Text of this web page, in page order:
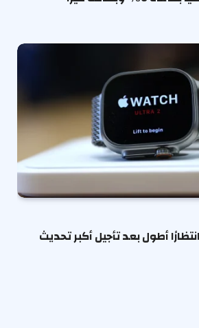
أطول بعد تأجيل أكبر تحديث